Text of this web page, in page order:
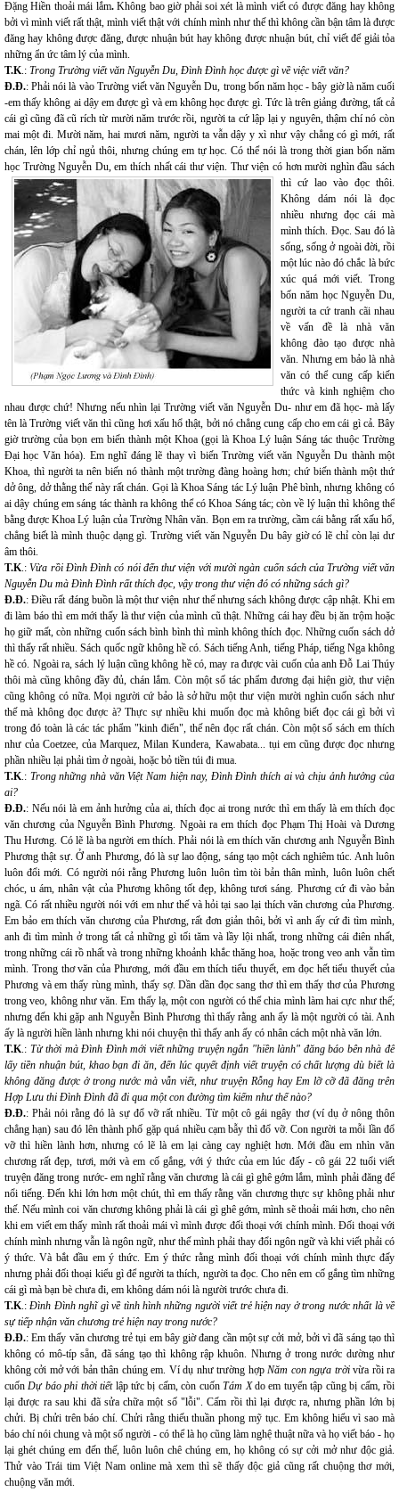
Đặng Hiền thoải mái lắm.Không bao giờ phải soi xét là mình viết có được đăng hay không
bởi vì mình viết rất thật, mình viết thật với chính mình như thế thì không cần bận tâm là được
đăng hay không được đăng, được nhuận bút hay không được nhuận bút, chỉ viết để giải tỏa
những ẩn ức tâm lý của mình.
T.K.: Trong Trường viết văn Nguyễn Du, Đình Đình học được gì về việc viết văn?
Đ.Đ.: Phải nói là vào Trường viết văn Nguyễn Du, trong bốn năm học - bây giờ là năm cuối
-em thấy không ai dậy em được gì và em không học được gì. Tức là trên giảng đường, tất cả
cái gì cũng đã cũ rích từ mười năm trước rồi, người ta cứ lập lại y nguyên, thậm chí nó còn
mai một đi. Mười năm, hai mươi năm, người ta vẫn dậy y xì như vậy chẳng có gì mới, rất
chán, lên lớp chỉ ngủ thôi, nhưng chúng em tự học. Có thể nói là trong thời gian bốn năm
học Trường Nguyễn Du, em thích nhất cái thư viện. Thư viện có hơn mười nghìn đầu sách
thì cứ lao vào đọc thôi.
Không dám nói là đọc
nhiều nhưng đọc cái mà
mình thích. Đọc. Sau đó là
sống, sống ở ngoài đời, rồi
một lúc nào đó chắc là bức
xúc quá mới viết. Trong
bốn năm học Nguyễn Du,
người ta cứ tranh cãi nhau
về vấn đề là nhà văn
không đào tạo được nhà
văn. Nhưng em bảo là nhà
văn có thể cung cấp kiến
thức và kinh nghiệm cho
nhau được chứ! Nhưng nếu nhìn lại Trường viết văn Nguyễn Du- như em đã học- mà lấy
tên là Trường viết văn thì cũng hơi xấu hổ thật, bởi nó chẳng cung cấp cho em cái gì cả. Bây
giờ trường của bọn em biến thành một Khoa (gọi là Khoa Lý luận Sáng tác thuộc Trường
Đại học Văn hóa). Em nghĩ đáng lẽ thay vì biến Trường viết văn Nguyễn Du thành một
Khoa, thì người ta nên biến nó thành một trường đàng hoàng hơn; chứ biến thành một thứ
dở ông, dở thằng thế này rất chán. Gọi là Khoa Sáng tác Lý luận Phê bình, nhưng không có
ai dậy chúng em sáng tác thành ra không thể có Khoa Sáng tác; còn về lý luận thì không thể
bằng được Khoa Lý luận của Trường Nhân văn. Bọn em ra trường, cầm cái bằng rất xấu hổ,
chẳng biết là mình thuộc dạng gì. Trường viết văn Nguyễn Du bây giờ có lẽ chỉ còn lại dư
âm thôi.
T.K.: Vừa rồi Đình Đình có nói đến thư viện với mười ngàn cuốn sách của Trường viết văn
Nguyễn Du mà Đình Đình rất thích đọc, vậy trong thư viện đó có những sách gì?
Đ.Đ.: Điều rất đáng buồn là một thư viện như thế nhưng sách không được cập nhật. Khi em
đi làm báo thì em mới thấy là thư viện của mình cũ thật. Những cái hay đều bị ăn trộm hoặc
họ giữ mất, còn những cuốn sách bình bình thì mình không thích đọc. Những cuốn sách dở
thì thấy rất nhiều. Sách quốc ngữ không hề có. Sách tiếng Anh, tiếng Pháp, tiếng Nga không
hề có. Ngoài ra, sách lý luận cũng không hề có, may ra được vài cuốn của anh Đỗ Lai Thúy
thôi mà cũng không đầy đủ, chán lắm. Còn một số tác phẩm đương đại hiện giờ, thư viện
cũng không có nữa. Mọi người cứ bảo là sở hữu một thư viện mười nghìn cuốn sách như
thế mà không đọc được à? Thực sự nhiều khi muốn đọc mà không biết đọc cái gì bởi vì
trong đó toàn là các tác phẩm "kinh điển", thế nên đọc rất chán. Còn một số sách em thích
như của Coetzee, của Marquez, Milan Kundera, Kawabata... tụi em cũng được đọc nhưng
phần nhiều lại phải tìm ở ngoài, hoặc bỏ tiền túi đi mua.
T.K.: Trong những nhà văn Việt Nam hiện nay, Đình Đình thích ai và chịu ảnh hưởng của
ai?
Đ.Đ.: Nếu nói là em ảnh hưởng của ai, thích đọc ai trong nước thì em thấy là em thích đọc
văn chương của Nguyễn Bình Phương. Ngoài ra em thích đọc Phạm Thị Hoài và Dương
Thu Hương. Có lẽ là ba người em thích. Phải nói là em thích văn chương anh Nguyễn Bình
Phương thật sự. Ở anh Phương, đó là sự lao động, sáng tạo một cách nghiêm túc. Anh luôn
luôn đổi mới. Có người nói rằng Phương luôn luôn tìm tòi bản thân mình, luôn luôn chết
chóc, u ám, nhân vật của Phương không tốt đẹp, không tươi sáng. Phương cứ đi vào bản
ngã. Có rất nhiều người nói với em như thế và hỏi tại sao lại thích văn chương của Phương.
Em bảo em thích văn chương của Phương, rất đơn giản thôi, bởi vì anh ấy cứ đi tìm mình,
anh đi tìm mình ở trong tất cả những gì tối tăm và lầy lội nhất, trong những cái điên nhất,
trong những cái rồ nhất và trong những khoảnh khắc thăng hoa, hoặc trong veo anh vẫn tìm
mình. Trong thơ văn của Phương, mới đầu em thích tiểu thuyết, em đọc hết tiểu thuyết của
Phương và em thấy rùng mình, thấy sợ. Dần dần đọc sang thơ thì em thấy thơ của Phương
trong veo, không như văn. Em thấy lạ, một con người có thể chia mình làm hai cực như thế;
nhưng đến khi gặp anh Nguyễn Bình Phương thì thấy rằng anh ấy là một người có tài. Anh
ấy là người hiền lành nhưng khi nói chuyện thì thấy anh ấy có nhân cách một nhà văn lớn.
T.K.: Từ thời mà Đình Đình mới viết những truyện ngắn "hiền lành" đăng báo bên nhà để
lấy tiền nhuận bút, khao bạn đi ăn, đến lúc quyết định viết truyện có chất lượng dù biết là
không đăng được ở trong nước mà vẫn viết, như truyện Rỗng hay Em lỡ cỡ đã đăng trên
Hợp Lưu thi Đình Đình đã đi qua một con đường tìm kiếm như thế nào?
Đ.Đ.: Phải nói rằng đó là sự đổ vỡ rất nhiều. Từ một cô gái ngây thơ (ví dụ ở nông thôn
chẳng hạn) sau đó lên thành phố gặp quá nhiều cạm bẫy thì đổ vỡ. Con người ta mỗi lần đổ
vỡ thì hiền lành hơn, nhưng có lẽ là em lại càng cay nghiệt hơn. Mới đầu em nhìn văn
chương rất đẹp, tươi, mới và em cố gắng, với ý thức của em lúc đấy - cô gái 22 tuổi viết
truyện đăng trong nước- em nghĩ rằng văn chương là cái gì ghê gớm lắm, mình phải đăng để
nổi tiếng. Đến khi lớn hơn một chút, thì em thấy rằng văn chương thực sự không phải như
thế. Nếu mình coi văn chương không phải là cái gì ghê gớm, mình sẽ thoải mái hơn, cho nên
khi em viết em thấy mình rất thoải mái vì mình được đối thoại với chính mình. Đối thoại với
chính mình nhưng vẫn là ngôn ngữ, như thế mình phải thay đổi ngôn ngữ và khi viết phải có
ý thức. Và bắt đầu em ý thức. Em ý thức rằng mình đối thoại với chính mình thực đấy
nhưng phải đối thoại kiểu gì để người ta thích, người ta đọc. Cho nên em cố gắng tìm những
cái gì mà bạn bè chưa đi, em không dám nói là người trước chưa đi.
T.K.: Đình Đình nghĩ gì về tình hình những người viết trẻ hiện nay ở trong nước nhất là về
sự tiếp nhận văn chương trẻ hiện nay trong nước?
Đ.Đ.: Em thấy văn chương trẻ tụi em bây giờ đang cần một sự cởi mở, bởi vì đã sáng tạo thì
không có mô-típ sẵn, đã sáng tạo thì không rập khuôn. Nhưng ở trong nước dường như
không cởi mở với bản thân chúng em. Ví dụ như trường hợpNăm con ngựa trờivừa rồi ra
cuốnDự báo phi thời tiếtlập tức bị cấm, còn cuốnTám Xdo em tuyển tập cũng bị cấm, rồi
lại được ra sau khi đã sửa chữa một số "lỗi". Cấm rồi thì lại được ra, nhưng phần lớn bị
chửi. Bị chửi trên báo chí. Chửi rằng thiếu thuần phong mỹ tục. Em không hiểu vì sao mà
báo chí nói chung và một số người - có thể là họ cũng làm nghệ thuật nữa và họ viết báo - họ
lại ghét chúng em đến thế, luôn luôn chê chúng em, họ không có sự cởi mở như độc giả.
Thử vào Trái tim Việt Nam online mà xem thì sẽ thấy độc giả cũng rất chuộng thơ mới,
chuộng văn mới.